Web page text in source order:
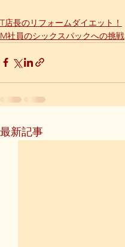
T店長のリフォームダイエット！
M社員のシックスパックへの挑戦
最新記事